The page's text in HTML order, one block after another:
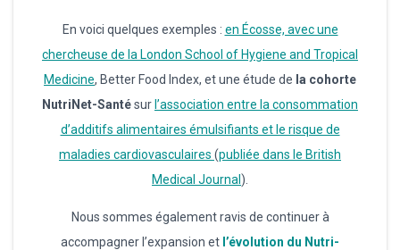
En voici quelques exemples : en Écosse, avec une
chercheuse de la London School of Hygiene and Tropical
Medicine, Better Food Index, et une étude de la cohorte
NutriNet-Santésur l’association entre la consommation
d’additifs alimentaires émulsifiants et le risque de
maladies cardiovasculaires (publiée dans le British
Medical Journal ).
Nous sommes également ravis de continuer à
accompagner l’expansion et l’évolution du Nutri-